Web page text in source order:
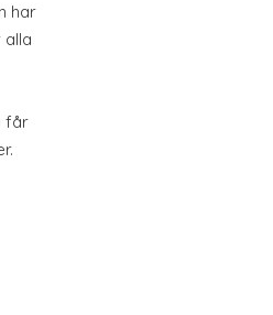
har
får